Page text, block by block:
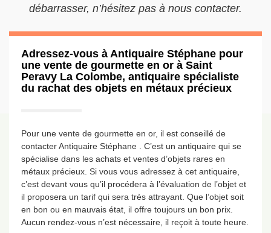
débarrasser, n’hésitez pas à nous contacter.
Adressez-vous à Antiquaire Stéphane pour
une vente de gourmette en or à Saint
Peravy La Colombe, antiquaire spécialiste
du rachat des objets en métaux précieux
Pour une vente de gourmette en or, il est conseillé de
contacter Antiquaire Stéphane . C’est un antiquaire qui se
spécialise dans les achats et ventes d’objets rares en
métaux précieux. Si vous vous adressez à cet antiquaire,
c’est devant vous qu’il procédera à l’évaluation de l’objet et
il proposera un tarif qui sera très attrayant. Que l’objet soit
en bon ou en mauvais état, il offre toujours un bon prix.
Aucun rendez-vous n’est nécessaire, il reçoit à toute heure.